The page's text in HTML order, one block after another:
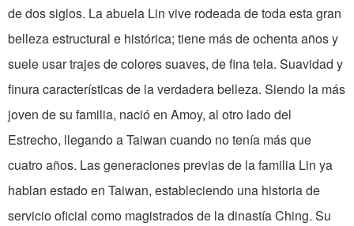
de dos siglos. La abuela Lin vive rodeada de toda esta gran
belleza estructural e histórica; tiene más de ochenta años y
suele usar trajes de colores suaves, de fina tela. Suavidad y
finura características de la verdadera belleza. Siendo la más
joven de su familia, nació en Amoy, al otro lado del
Estrecho, llegando a Taiwan cuando no tenía más que
cuatro años. Las generaciones previas de la familia Lin ya
hablan estado en Taiwan, estableciendo una historia de
servicio oficial como magistrados de la dinastía Ching. Su